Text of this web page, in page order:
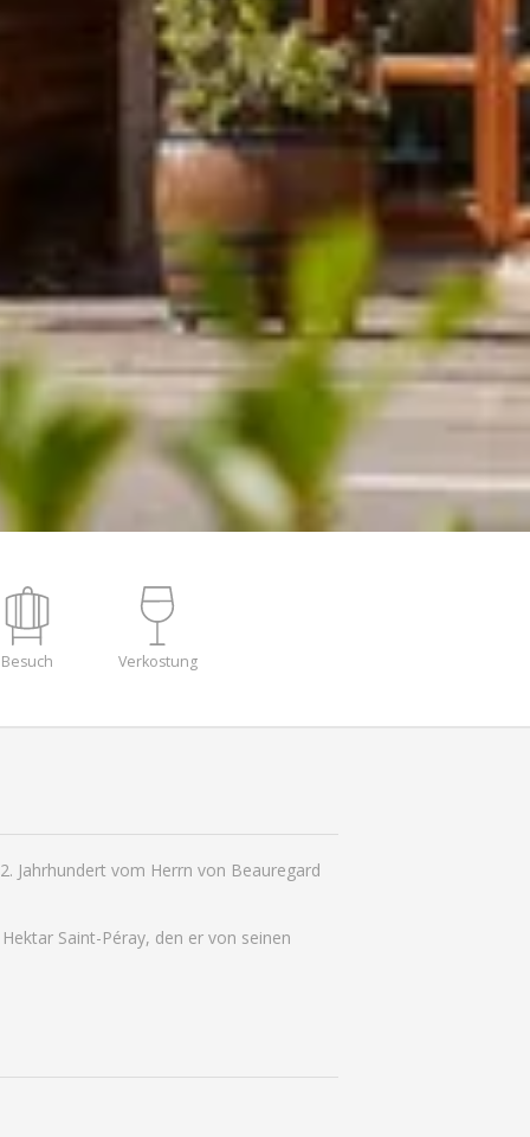
Besuch Verkostung
Jahrhundert vom Herrn von Beauregard
Saint-Péray, den er von seinen